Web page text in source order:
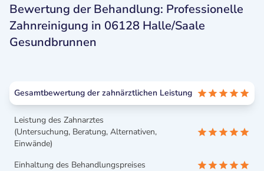
Bewertung der Behandlung: Professionelle
Zahnreinigung in 06128 Halle/Saale
Gesundbrunnen
Gesamtbewertung der zahnärztlichen Leistung
Leistung des Zahnarztes
(Untersuchung, Beratung, Alternativen,
Einwände)
Einhaltung des Behandlungspreises